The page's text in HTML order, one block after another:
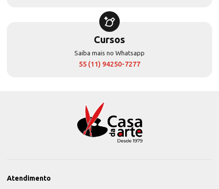
Cursos
Saiba mais no Whatsapp
55 (11) 94250-7277
Atendimento